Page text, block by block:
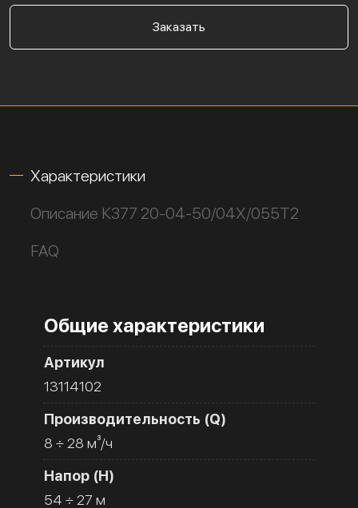
Заказать
Характеристики
Описание К377 20-04-50/04Х/055Т2
FAQ
Общие характеристики
Артикул
13114102
Производительность (Q)
8 ÷ 28 м³/ч
Напор (H)
54 ÷ 27 м